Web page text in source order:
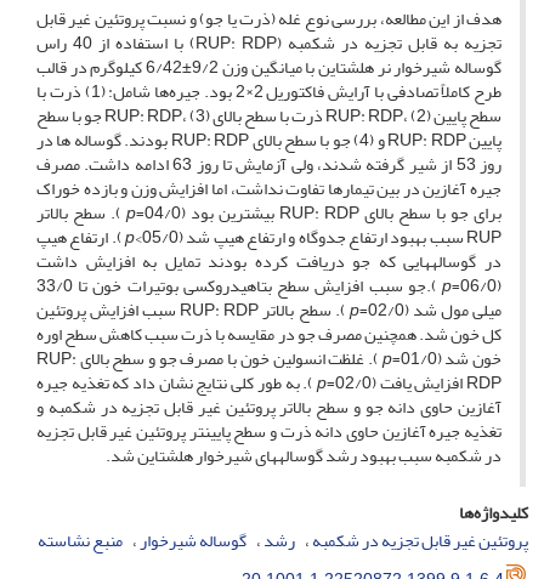
هدف از این مطالعه، بررسی نوع غله (ذرت یا جو) و نسبت پروتئین غیر قابل
تجزیه به قابل تجزیه در شکمبه (RUP: RDP) با استفاده از 40 راس
گوساله‌ شیرخوار نر هلشتاین با میانگین وزن 9/2±6/42 کیلوگرم در قالب
طرح کاملاً تصادفی با آرایش فاکتوریل 2×2 بود. جیره‌ها شامل: (1) ذرت با
سطح پایین RUP: RDP، (2) ذرت با سطح بالای RUP: RDP، (3) جو با سطح
پایین RUP: RDP و (4) جو با سطح بالای RUP: RDP بودند. گوساله ها در
روز 53 از شیر گرفته شدند، ولی آزمایش تا روز 63 ادامه داشت. مصرف
جیره آغازین در بین تیمارها تفاوت نداشت، اما افزایش وزن و بازده خوراک
برای جو با سطح بالای RUP: RDP بیشترین بود (04/0= p ). سطح بالاتر
RUP سبب بهبود ارتفاع جدوگاه و ارتفاع هیپ شد (05/0> p). ارتفاع هیپ
در گوساله­هایی که جو دریافت کرده بودند تمایل به افزایش داشت
(06/0=
p ).جو سبب افزایش سطح بتاهیدروکسی بوتیرات خون تا 33/0
میلی­ مول شد (02/0= p ). سطح بالاتر RUP: RDP سبب افزایش پروتئین
کل خون شد. همچنین مصرف جو در مقایسه با ذرت سبب کاهش سطح اوره
خون شد (01/0= p ). غلظت انسولین خون با مصرف جو و سطح بالای RUP:
RDP افزایش یافت (02/0= p). به طور کلی نتایج نشان داد که تغذیه جیره
آغازین حاوی دانه جو و سطح بالاتر پروتئین غیر قابل تجزیه در شکمبه و
تغذیه جیره آغازین حاوی دانه ذرت و سطح پایین­تر پروتئین غیر قابل تجزیه
در شکمبه سبب بهبود رشد گوساله­های شیرخوار هلشتاین شد.
کلیدواژه‌ها
پروتئین غیر قابل تجزیه در شکمبه رشد گوساله شیرخوار منبع نشاسته